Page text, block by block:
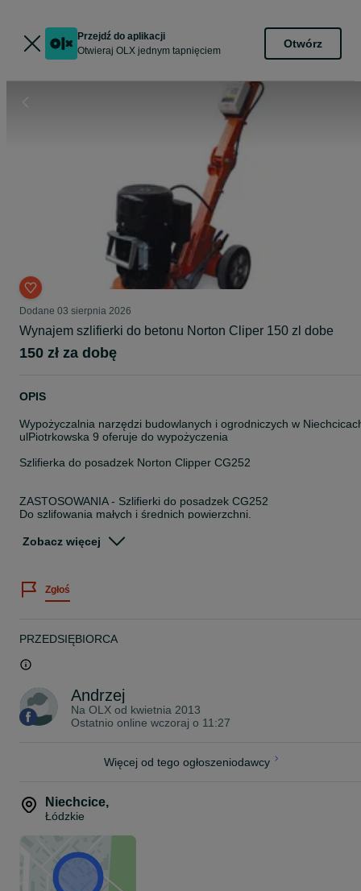
Przejdź do aplikacji
Otwieraj OLX jednym tapnięciem
Otwórz
Dodane 03 sierpnia 2026
Wynajem szlifierki do betonu Norton Cliper 150 zl dobe
150 zł za dobę
OPIS
Wypożyczalnia narzędzi budowlanych i ogrodniczych w
ulPiotrkowska 9 oferuje do wypożyczenia
Szlifierka do posadzek Norton Clipper CG252
ZASTOSOWANIA - Szlifierki do posadzek CG252
Do szlifowania małych i średnich powierzchni.
Łatwe i szybkie przygotowanie urządzenia do pracy.
WŁAŚCIWOŚCI - Szlifierki do posadzek CG252
Szerokość robocza 250 mm.
Niewielka waga i rozmiar.
Głowicę szlifierską można ustawić pod kątem 90° oraz zdjąć
Zobacz więcej
Zgłoś
PRZEDSIĘBIORCA
Andrzej
Na OLX od kwietnia 2013
Ostatnio online wczoraj o 11:27
Więcej od tego ogłoszeniodawcy
Niechcice,
Łódzkie